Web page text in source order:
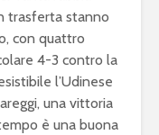
trasferta stanno
con quattro
4-3 contro la
l’Udinese
una vittoria
è una buona